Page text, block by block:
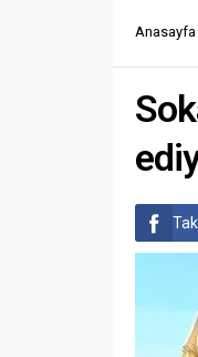
Anasayfa